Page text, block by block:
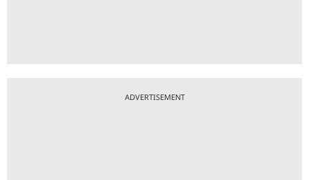
ADVERTISEMENT